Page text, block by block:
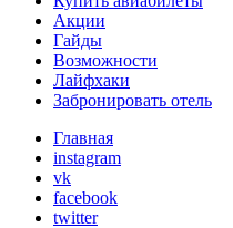
Menu
Акции
Гайды
Возможности
Лайфхаки
Забронировать отель
Главная
instagram
vk
facebook
twitter